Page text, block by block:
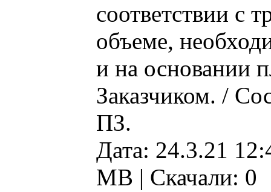
соответствии с
объеме,
и на основании
Заказчиком. /
ПЗ.
Дата: 24.3.21
MB | Скачали: 0